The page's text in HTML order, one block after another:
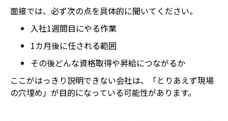
面接では、必ず次の点を具体的に聞いてください。
入社1週間目にやる作業
1カ月後に任される範囲
その後どんな資格取得や昇給につながるか
ここがはっきり説明できない会社は、「とりあえず現場
の穴埋め」が目的になっている可能性があります。